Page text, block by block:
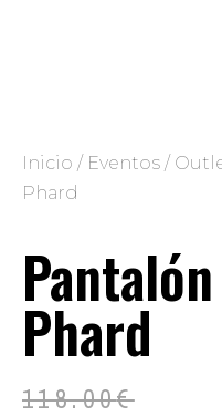
Inicio / Eventos /
Phard
Phard
118.00€